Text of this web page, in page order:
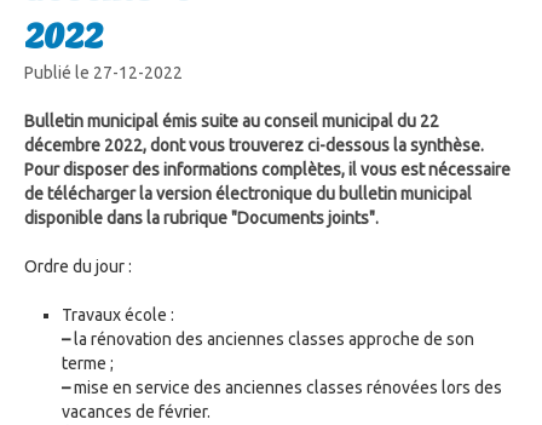
2022
Publié le 27-12-2022
Bulletin municipal émis suite au conseil municipal du 22
décembre 2022, dont vous trouverez ci-dessous la synthèse.
Pour disposer des informations complètes, il vous est nécessaire
de télécharger la version électronique du bulletin municipal
disponible dans la rubrique "Documents joints".
Ordre du jour :
Travaux école :
–la rénovation des anciennes classes approche de son
terme ;
–mise en service des anciennes classes rénovées lors des
vacances de février.